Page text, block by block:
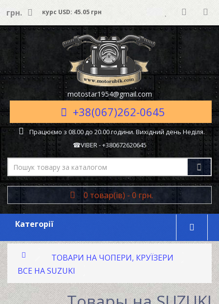
грн. курс USD: 45.05 грн
motostar1954@gmail.com
+38(067)262-0645
Працюємо з 08.00 до 20.00 години. Вихідний день Неділя.
☎VIBER - +380672620645
0 товар(ів) - 0 грн.
Категорії
ТОВАРИ НА ЧОПЕРИ, КРУЇЗЕРИ
ВСЕ НА SUZUKI